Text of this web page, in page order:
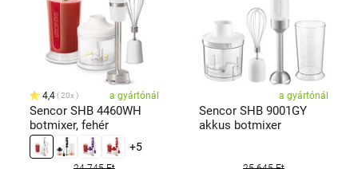
4,4 20x a gyártónál
Sencor SHB 4460WH
botmixer, fehér
+5
a gyártónál
Sencor SHB 9001GY
akkus botmixer